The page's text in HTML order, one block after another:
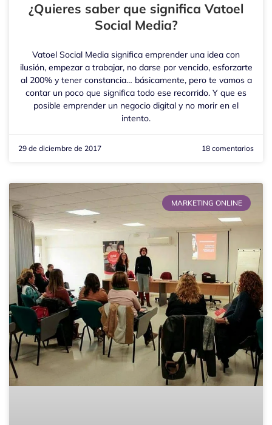
¿Quieres saber que significa Vatoel
Social Media?
Vatoel Social Media significa emprender una idea con
ilusión, empezar a trabajar, no darse por vencido, esforzarte
al 200% y tener constancia… básicamente, pero te vamos a
contar un poco que significa todo ese recorrido. Y que es
posible emprender un negocio digital y no morir en el
intento.
29 de diciembre de 2017 18 comentarios
MARKETING ONLINE